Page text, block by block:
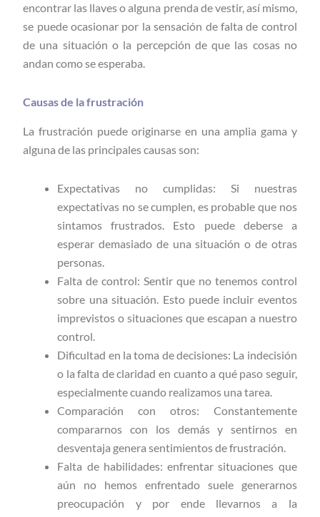
encontrar las llaves o alguna prenda de vestir, así mismo,
se puede ocasionar por la sensación de falta de control
de una situación o la percepción de que las cosas no
andan como se esperaba.
Causas de la frustración
La frustración puede originarse en una amplia gama y
alguna de las principales causas son:
Expectativas no cumplidas: Si nuestras
expectativas no se cumplen, es probable que nos
sintamos frustrados. Esto puede deberse a
esperar demasiado de una situación o de otras
personas.
Falta de control: Sentir que no tenemos control
sobre una situación. Esto puede incluir eventos
imprevistos o situaciones que escapan a nuestro
control.
Dificultad en la toma de decisiones: La indecisión
o la falta de claridad en cuanto a qué paso seguir,
especialmente cuando realizamos una tarea.
Comparación con otros: Constantemente
compararnos con los demás y sentirnos en
desventaja genera sentimientos de frustración.
Falta de habilidades: enfrentar situaciones que
aún no hemos enfrentado suele generarnos
preocupación y por ende llevarnos a la